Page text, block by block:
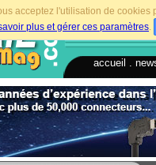
acceptez l'utilisation de
plus et gérer ces paramètres.
accueil